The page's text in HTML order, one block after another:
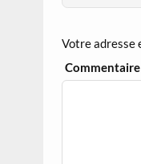
Votre adresse